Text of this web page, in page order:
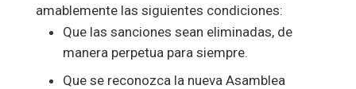
amablemente las siguientes condiciones:
Que las sanciones sean eliminadas, de
manera perpetua para siempre.
Que se reconozca la nueva Asamblea